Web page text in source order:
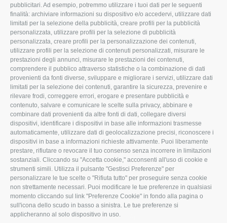
pubblicitari. Ad esempio, potremmo utilizzare i tuoi dati per le seguenti
finalità: archiviare informazioni su dispositivo e/o accedervi, utilizzare dati
limitati per la selezione della pubblicità, creare profili per la pubblicità
personalizzata, utilizzare profili per la selezione di pubblicità
personalizzata, creare profili per la personalizzazione dei contenuti,
utilizzare profili per la selezione di contenuti personalizzati, misurare le
prestazioni degli annunci, misurare le prestazioni dei contenuti,
comprendere il pubblico attraverso statistiche o la combinazione di dati
provenienti da fonti diverse, sviluppare e migliorare i servizi, utilizzare dati
limitati per la selezione dei contenuti, garantire la sicurezza, prevenire e
rilevare frodi, correggere errori, erogare e presentare pubblicità e
contenuto, salvare e comunicare le scelte sulla privacy, abbinare e
combinare dati provenienti da altre fonti di dati, collegare diversi
dispositivi, identificare i dispositivi in base alle informazioni trasmesse
automaticamente, utilizzare dati di geolocalizzazione precisi, riconoscere i
dispositivi in base a informazioni richieste attivamente. Puoi liberamente
prestare, rifiutare o revocare il tuo consenso senza incorrere in limitazioni
sostanziali. Cliccando su "Accetta cookie," acconsenti all'uso di cookie e
strumenti simili. Utilizza il pulsante "Gestisci Preferenze" per
personalizzare le tue scelte o "Rifiuta tutto" per proseguire senza cookie
non strettamente necessari. Puoi modificare le tue preferenze in qualsiasi
momento cliccando sul link "Preferenze Cookie" in fondo alla pagina o
sull'icona dello scudo in basso a sinistra. Le tue preferenze si
applicheranno al solo dispositivo in uso.
L'Associazione
Missione e Progetto
Organigramma aziendale
I Nostri Servizi
Uffici della Sede
provinciale
Le Sedi di Zona
Agricoltori S.r.l.
Whistleblowing
Confagricoltura Rovigo e
Agricoltori srl
Tecnico
Fiscale
Lavoro
Ambiente
Associazione
CONFAGRICOLTURA
ATTIVA
Notizie in evidenza
Eventi
Comunicati Stampa
Video
Iscrizione Newsletter
Newsletter